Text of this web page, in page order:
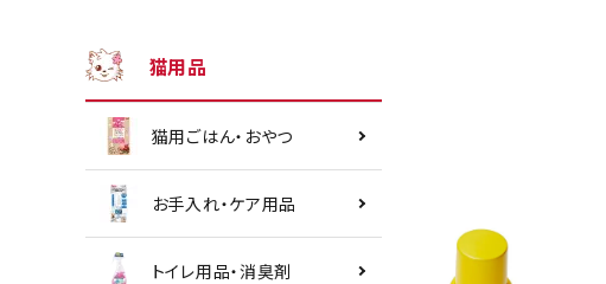
猫用品
猫用ごはん・おやつ
お手入れ・ケア用品
トイレ用品・消臭剤